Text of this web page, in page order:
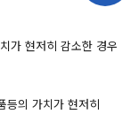
가 현저히 감소한 경우
등의 가치가 현저히